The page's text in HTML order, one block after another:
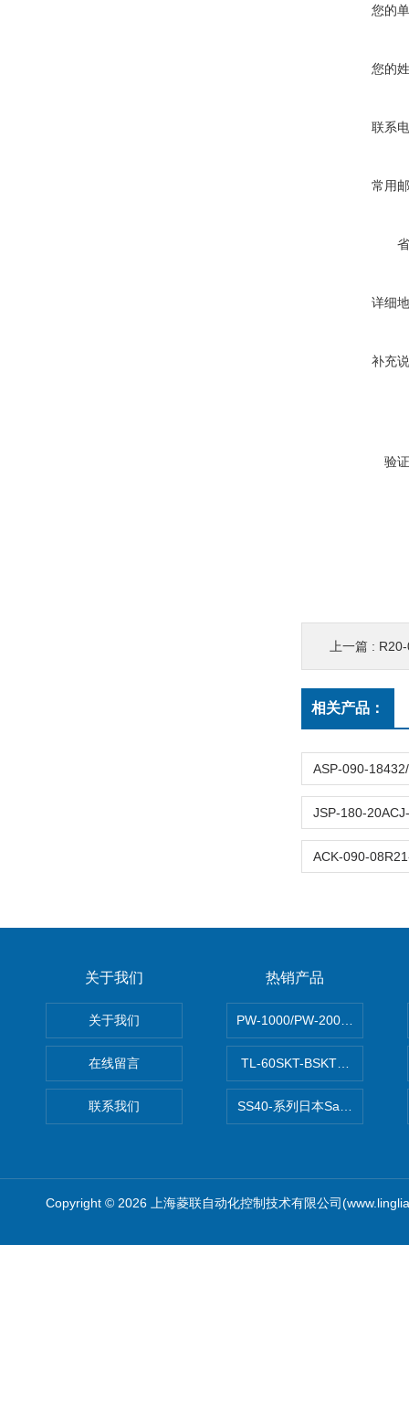
您的
您的
联系
常用
详细
补充
验
上一篇 :
相关产品：
关于我们
关于我们
在线留言
联系我们
热销产品
PW-1000/PW-
TL-60SKT-BSKTC张力控制器
SS40-系列日本Sawamura泽
Copyright © 2026 上海菱联自动化控制技术有限公司